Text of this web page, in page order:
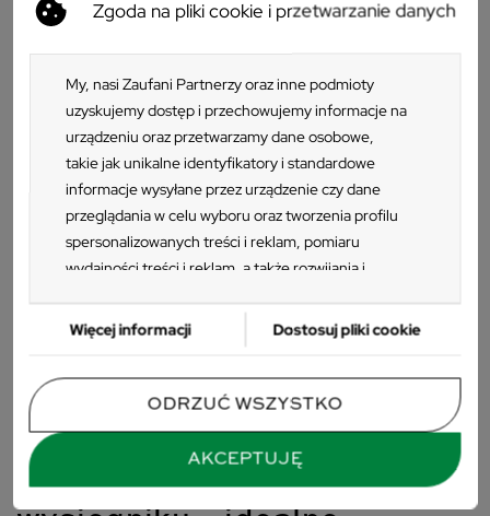
Zgoda na pliki cookie i przetwarzanie danych
My, nasi Zaufani Partnerzy oraz inne podmioty
uzyskujemy dostęp i przechowujemy informacje na
urządzeniu oraz przetwarzamy dane osobowe,
takie jak unikalne identyfikatory i standardowe
informacje wysyłane przez urządzenie czy dane
przeglądania w celu wyboru oraz tworzenia profilu
spersonalizowanych treści i reklam, pomiaru
wydajności treści i reklam, a także rozwijania i
Zaufani Partnerzy możemy korzystać z
precyzyjnych danych geolokalizacyjnych oraz
Ponieważ cenimy Twoją prywatność, prosimy o
kliknięcie „Akceptuję”. Zgoda jest dobrowolna i
Więcej informacji Dostosuj pliki cookie
ODRZUĆ WSZYSTKO
AKCEPTUJĘ
PRODUKT HISZPAŃSKI
+6
Parasol ogrodowy Ezpeleta
FLEXO 3m
4 099 zł
KATEGORIA
Parasole ogrodowe na wysięgniku
Parasol ogrodowy na